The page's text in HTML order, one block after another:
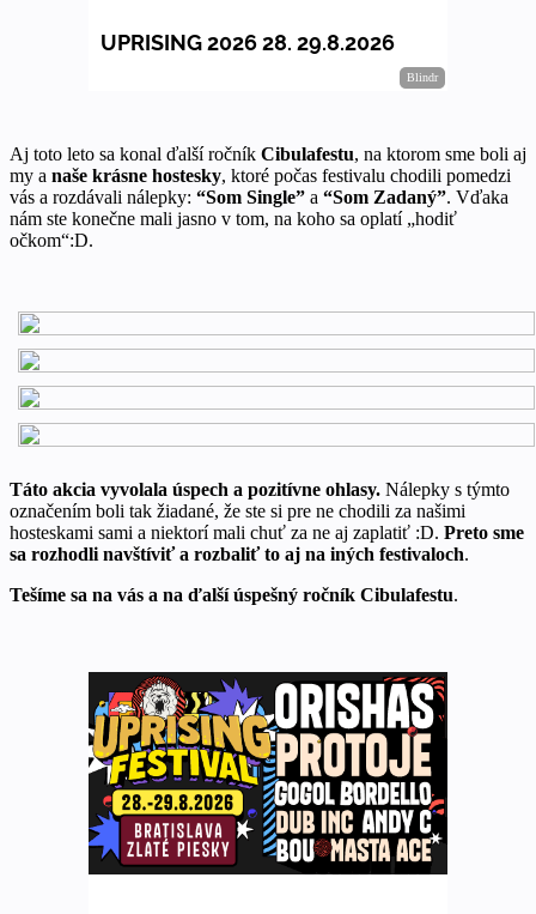
Aj toto leto sa konal ďalší ročník Cibulafestu, na ktorom sme boli aj
my a naše krásne hostesky, ktoré počas festivalu chodili pomedzi
vás a rozdávali nálepky: “Som Single” a “Som Zadaný”. Vďaka
nám ste konečne mali jasno v tom, na koho sa oplatí „hodiť
očkom“:D.
Táto akcia vyvolala úspech a pozitívne ohlasy. Nálepky s týmto
označením boli tak žiadané, že ste si pre ne chodili za našimi
hosteskami sami a niektorí mali chuť za ne aj zaplatiť :D. Preto sme
sa rozhodli navštíviť a rozbaliť to aj na iných festivaloch.
Tešíme sa na vás a na ďalší úspešný ročník Cibulafestu.